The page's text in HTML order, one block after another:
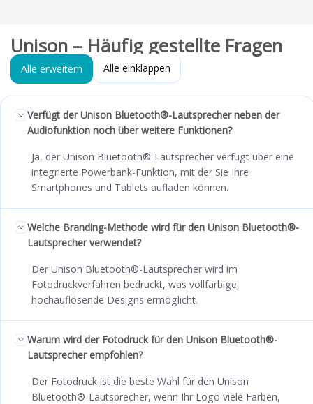
Unison – Häufig gestellte Fragen
Alle erweitern Alle einklappen
Verfügt der Unison Bluetooth®-Lautsprecher neben der
Audiofunktion noch über weitere Funktionen?
Ja, der Unison Bluetooth®-Lautsprecher verfügt über eine
integrierte Powerbank-Funktion, mit der Sie Ihre
Smartphones und Tablets aufladen können.
Welche Branding-Methode wird für den Unison Bluetooth®-
Lautsprecher verwendet?
Der Unison Bluetooth®-Lautsprecher wird im
Fotodruckverfahren bedruckt, was vollfarbige,
hochauflösende Designs ermöglicht.
Warum wird der Fotodruck für den Unison Bluetooth®-
Lautsprecher empfohlen?
Der Fotodruck ist die beste Wahl für den Unison
Bluetooth®-Lautsprecher, wenn Ihr Logo viele Farben,